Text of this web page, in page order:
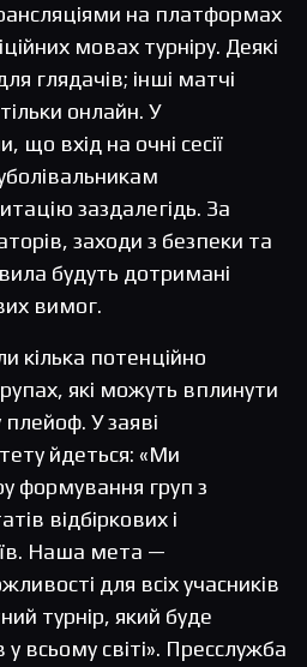
на платформах
мовах турніру. Деякі
глядачів; інші матчі
онлайн. У
що вхід на очні сесії
заздалегідь. За
заходи з безпеки та
будуть дотримані
вимог.
кілька потенційно
які можуть вплинути
плейоф. У заяві
йдеться: «Ми
формування груп з
відбіркових і
Наша мета —
для всіх учасників
турнір, який буде
всьому світі». Пресслужба